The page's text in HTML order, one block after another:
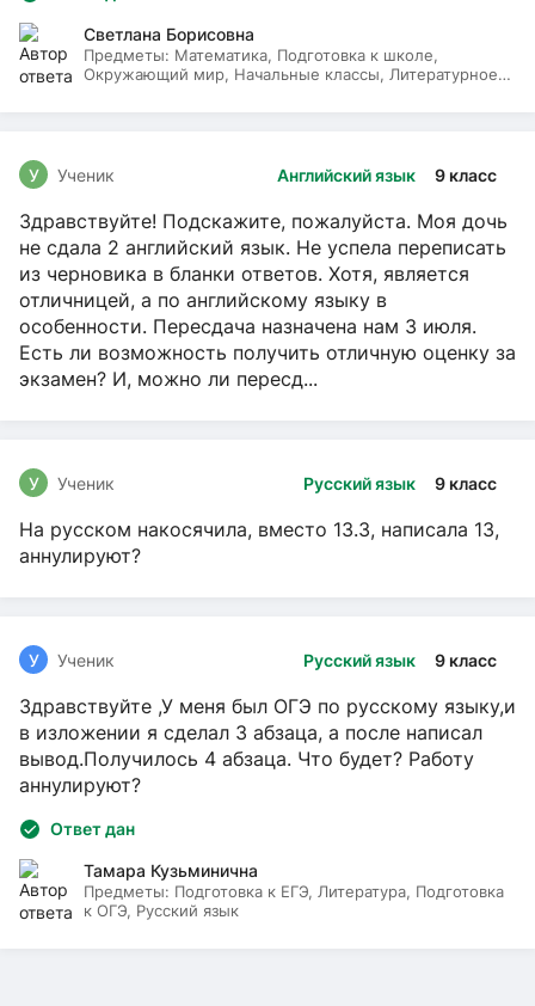
Светлана Борисовна
Предметы: Математика, Подготовка к школе,
Окружающий мир, Начальные классы, Литературное
Английский язык 9 класс
У Ученик
Здравствуйте! Подскажите, пожалуйста. Моя дочь
не сдала 2 английский язык. Не успела переписать
из черновика в бланки ответов. Хотя, является
отличницей, а по английскому языку в
особенности. Пересдача назначена нам 3 июля.
Есть ли возможность получить отличную оценку за
экзамен? И, можно ли пересд...
Русский язык 9 класс
У Ученик
На русском накосячила, вместо 13.3, написала 13,
аннулируют?
Русский язык 9 класс
У Ученик
Здравствуйте ,У меня был ОГЭ по русскому языку,и
в изложении я сделал 3 абзаца, а после написал
вывод.Получилось 4 абзаца. Что будет? Работу
аннулируют?
Ответ дан
Тамара Кузьминична
Предметы: Подготовка к ЕГЭ, Литература, Подготовка
к ОГЭ, Русский язык